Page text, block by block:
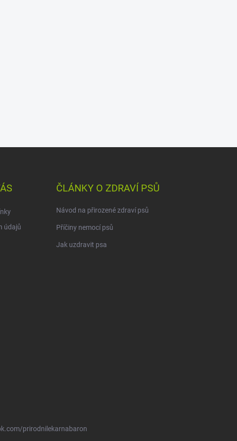
údajů
ČLÁNKY O ZDRAVÍ PSŮ
Návod na přirozené zdraví psů
Příčiny nemocí psů
Jak uzdravit psa
prirodnilekarnabaron